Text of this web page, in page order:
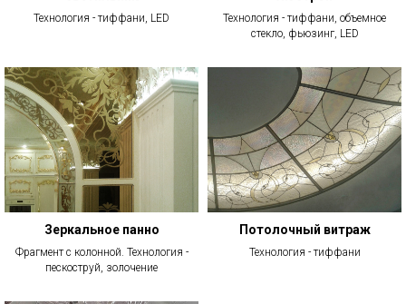
Технология - тиффани, LED
Технология - тиффани, объемное
стекло, фьюзинг, LED
Зеркальное панно
Фрагмент с колонной. Технология -
пескоструй, золочение
Потолочный витраж
Технология - тиффани